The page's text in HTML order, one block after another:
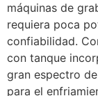
máquinas de
requiera poca
confiabilidad.
con tanque
gran espectro
para el